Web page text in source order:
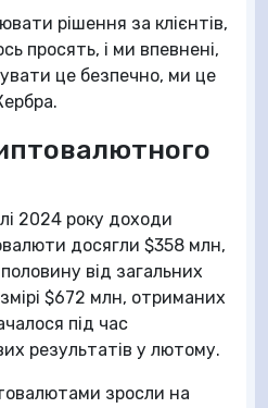
рішення за клієнтів,
просять, і ми впевнені,
це безпечно, ми це
2024 року доходи
досягли $358 млн,
від загальних
$672 млн, отриманих
під час
результатів у лютому.
зросли на